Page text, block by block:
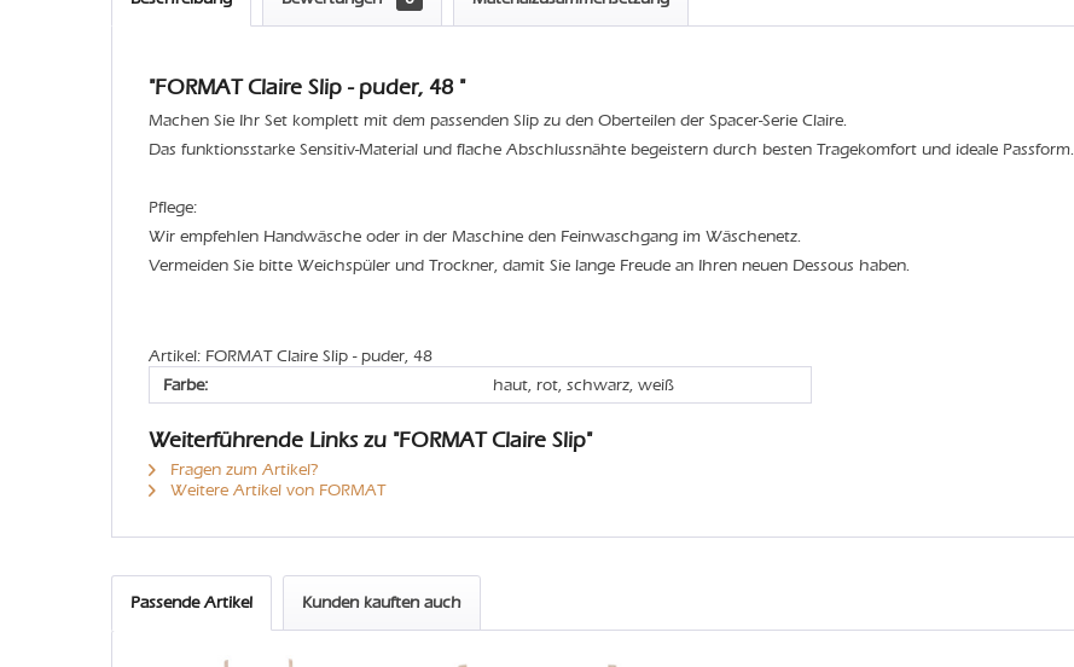
"FORMAT Claire Slip - puder, 48 "
Machen Sie Ihr Set komplett mit dem passenden Slip zu den Oberteilen der Spacer-Serie Claire.
Das funktionsstarke Sensitiv-Material und flache Abschlussnähte begeistern durch besten Tragekomfort und ideale Passform.
Pflege:
Wir empfehlen Handwäsche oder in der Maschine den Feinwaschgang im Wäschenetz.
Vermeiden Sie bitte Weichspüler und Trockner, damit Sie lange Freude an Ihren neuen Dessous haben.
Artikel: FORMAT Claire Slip - puder, 48
Farbe:
haut, rot, schwarz, weiß
Weiterführende Links zu "FORMAT Claire Slip"
Fragen zum Artikel?
Weitere Artikel von FORMAT
Passende Artikel Kunden kauften auch